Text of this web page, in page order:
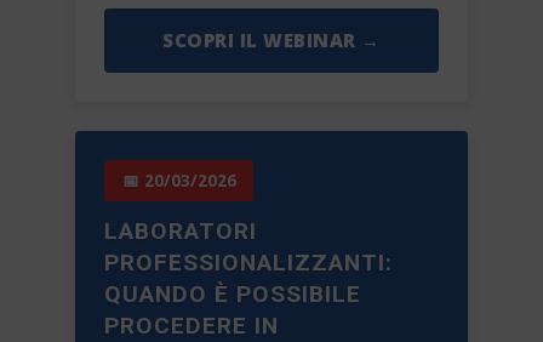
SCOPRI IL WEBINAR →
📅 20/03/2026
LABORATORI
PROFESSIONALIZZANTI:
QUANDO È POSSIBILE
PROCEDERE IN